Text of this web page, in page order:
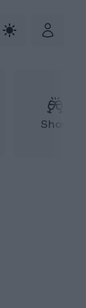
Show